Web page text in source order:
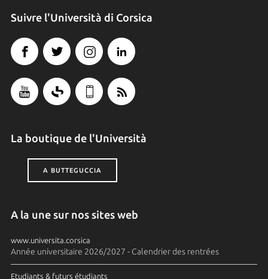
Suivre l'Università di Corsica
La boutique de l'Università
A BUTTEGUCCIA
A la une sur nos sites web
www.universita.corsica
Année universitaire 2026/2027 - Calendrier des rentrées
Etudiants & futurs étudiants